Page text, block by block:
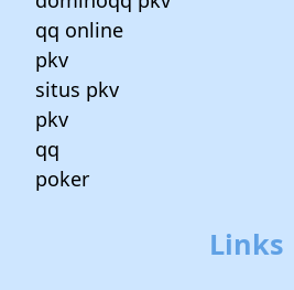
qq online
pkv
situs pkv
pkv
qq
poker
Links